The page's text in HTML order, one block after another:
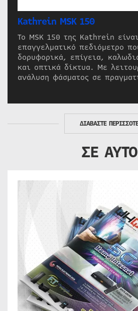
Kathrein MSK 150
Το MSK 150 της Kathrein
επαγγελματικό πεδιόμετρο
δορυφορικά, επίγεια,
και οπτικά δίκτυα. Με
ανάλυση φάσματος σε
ΔΙΑΒΑΣΤΕ
ΣΕ